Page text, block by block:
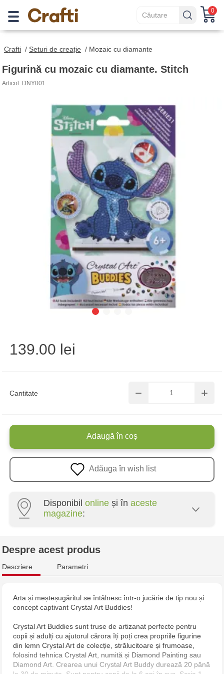
0
Crafti / Seturi de creație / Mozaic cu diamante
Figurină cu mozaic cu diamante. Stitch
Articol: DNY001
Cantitate
139.00 lei
Adaugă în coș
Adăuga în wish list
Disponibil online și în aceste
magazine:
Crafti Botanica - bd. Decebal, 139
Crafti Buiucani - str. Alba Iulia, 77/18
Crafti Ciocana - str. Alecu Russo, 61/6
Crafti Bălți - str. Alexandru Cel Bun, 5
Despre acest produs
Descriere Parametri
Arta și meșteșugăritul se întâlnesc într-o jucărie de tip nou și
concept captivant Crystal Art Buddies!
Crystal Art Buddies sunt truse de artizanat perfecte pentru
copii și adulți cu ajutorul cărora îți poți crea propriile figurine
din lemn Crystal Art de colecție, strălucitoare și frumoase,
folosind tehnica Crystal Art, numită și Diamond Painting sau
Diamond Art. Crearea unui Crystal Art Buddy durează 20 până